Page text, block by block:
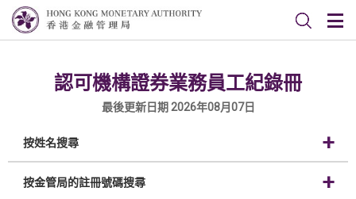
認可機構證券業務員工紀錄冊
最後更新日期 2026年08月07日
按姓名搜尋
按金管局的註冊號碼搜尋